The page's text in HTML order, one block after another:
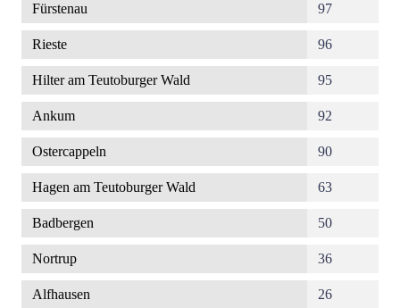
Fürstenau 97
Rieste 96
Hilter am Teutoburger Wald 95
Ankum 92
Ostercappeln 90
Hagen am Teutoburger Wald 63
Badbergen 50
Nortrup 36
Alfhausen 26